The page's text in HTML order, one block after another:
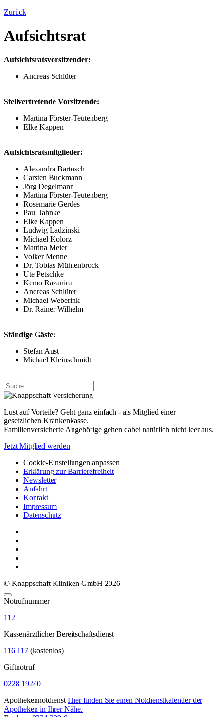
Zurück
Aufsichtsrat
Aufsichtsratsvorsitzender:
Andreas Schlüter
Stellvertretende Vorsitzende:
Martina Förster-Teutenberg
Elke Kappen
Aufsichtsratsmitglieder:
Alexandra Bartosch
Carsten Buckmann
Jörg Degelmann
Martina Förster-Teutenberg
Rosemarie Gerdes
Paul Jahnke
Elke Kappen
Ludwig Ladzinski
Michael Kolorz
Martina Meier
Volker Menne
Dr. Tobias Mühlenbrock
Ute Petschke
Kemo Razanica
Andreas Schlüter
Michael Weberink
Dr. Rainer Wilhelm
Ständige Gäste:
Stefan Aust
Michael Kleinschmidt
Lust auf Vorteile? Geht ganz einfach - als Mitglied einer
gesetzlichen Krankenkasse.
Familienversicherte Angehörige gehen dabei natürlich nicht leer aus.
Jetzt Mitglied werden
Cookie-Einstellungen anpassen
Erklärung zur Barrierefreiheit
Newsletter
Anfahrt
Kontakt
Impressum
Datenschutz
© Knappschaft Kliniken GmbH 2026
Notrufnummer
112
Kassenärztlicher Bereitschaftsdienst
116 117 (kostenlos)
Giftnotruf
0228 19240
Apothekennotdienst Hier finden Sie einen Notdienstkalender der
Apotheken in Ihrer Nähe.